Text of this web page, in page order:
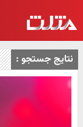
نتایج جستجو :